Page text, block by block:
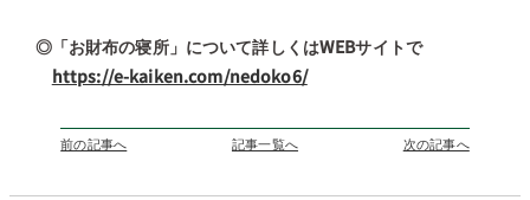
◎「お財布の寝所」について詳しくはWEBサイトで
https://e-kaiken.com/nedoko6/
前の記事へ 記事一覧へ 次の記事へ